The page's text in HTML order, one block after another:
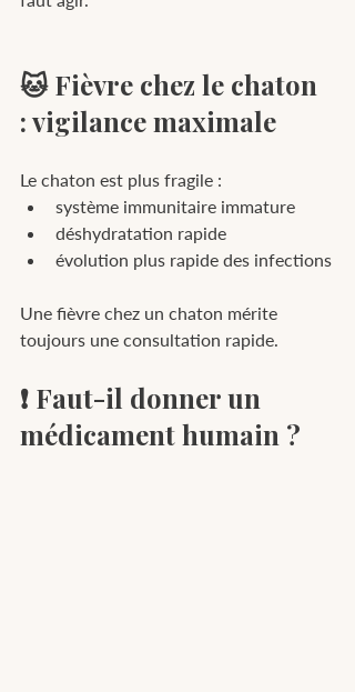
🐱 Fièvre chez le chaton
: vigilance maximale
Le chaton est plus fragile :
système immunitaire immature
déshydratation rapide
évolution plus rapide des infections
Une fièvre chez un chaton mérite
toujours une consultation rapide.
❗ Faut-il donner un
médicament humain ?